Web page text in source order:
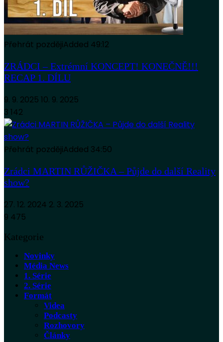
Přehrát pozdějiAdded 49:12
ZRÁDCI – Extrémní KONCEPT! KONEČNĚ!!!
RECAP 1. DÍLU
9. 9. 2025 10. 9. 2025
3 142
Přehrát pozdějiAdded 34:50
Zrádci MARTIN RŮŽIČKA – Půjde do další Reality
show?
27. 12. 2024 2. 3. 2025
9 475
Kategorie
Novinky
Média News
1. Série
2. Série
Formát
Videa
Podcasty
Rozhovory
Články